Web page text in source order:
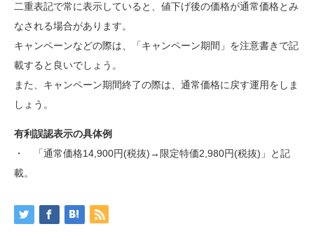
二重表記で常に表示していると、値下げ後の価格が通常価格とみ
なされる場合があります。
キャンペーンなどの際は、「キャンペーン期間」を注意書きで記
載すると良いでしょう。
また、キャンペーン期間終了の際は、通常価格に戻す運用をしま
しょう。
有利誤認表示の具体例
・ 「通常価格14,900円(税抜)→限定特価2,980円(税抜)」と記
載。